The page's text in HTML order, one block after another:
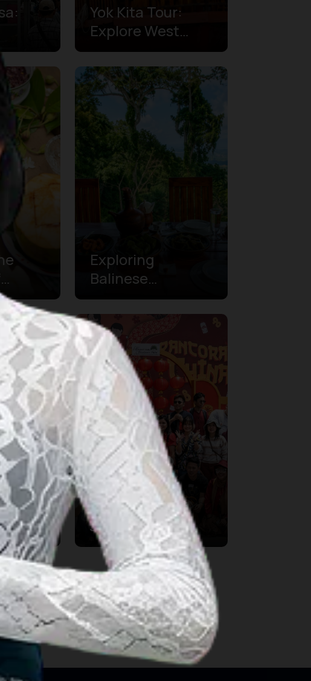
a
Yok Kita Tour:
Explore West
Kalimantan's
Culinary Heritage
Exploring
Balinese
Gastronomy with
Salak Agro Jeep
Village
Wisata Kreatif
Jakarta:
Exploring the
Capital's Culinary
Heritage and
Culture
»